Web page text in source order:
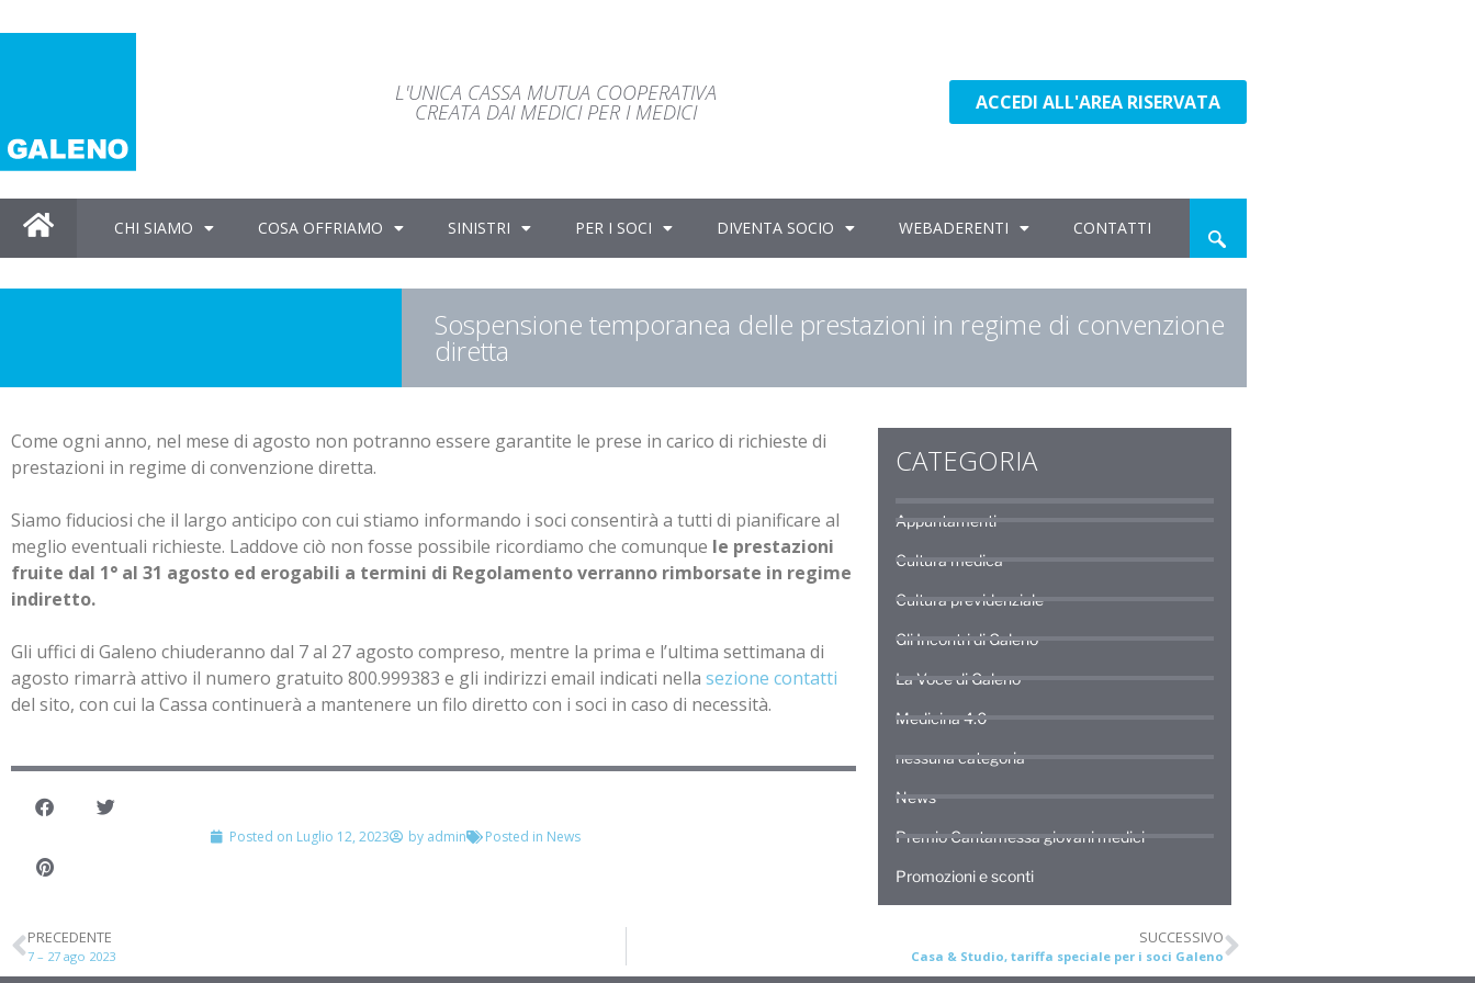
L'UNICA CASSA MUTUA COOPERATIVA
CREATA DAI MEDICI PER I MEDICI ACCEDI ALL'AREA RISERVATA
CHI SIAMO COSA OFFRIAMO SINISTRI PER I SOCI DIVENTA SOCIO WEBADERENTI CONTATTI
Sospensione temporanea delle prestazioni in regime di convenzione
diretta
Come ogni anno, nel mese di agosto non potranno essere garantite le prese in carico di richieste di
prestazioni in regime di convenzione diretta.
Siamo fiduciosi che il largo anticipo con cui stiamo informando i soci consentirà a tutti di pianificare al
meglio eventuali richieste. Laddove ciò non fosse possibile ricordiamo che comunque le prestazioni
fruite dal 1° al 31 agosto ed erogabili a termini di Regolamento verranno rimborsate in regime
indiretto.
Gli uffici di Galeno chiuderanno dal 7 al 27 agosto compreso, mentre la prima e l’ultima settimana di
agosto rimarrà attivo il numero gratuito 800.999383 e gli indirizzi email indicati nella sezione contatti
del sito, con cui la Cassa continuerà a mantenere un filo diretto con i soci in caso di necessità.
Posted on Luglio 12, 2023 byadmin Posted in News
CATEGORIA
Appuntamenti
Cultura medica
Cultura previdenziale
Gli Incontri di Galeno
La Voce di Galeno
Medicina 4.0
nessuna categoria
News
Premio Cantamessa giovani medici
Promozioni e sconti
PRECEDENTE
7 – 27 ago 2023
SUCCESSIVO
Casa & Studio, tariffa speciale per i soci Galeno